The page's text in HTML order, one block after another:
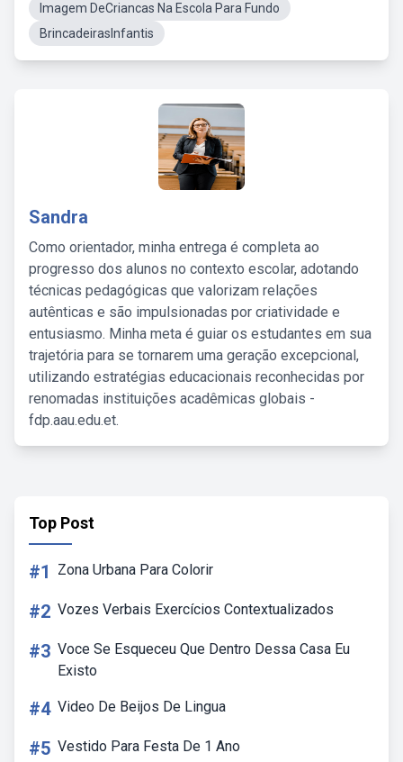
Imagem DeCriancas Na Escola Para Fundo
BrincadeirasInfantis
Sandra
Como orientador, minha entrega é completa ao
progresso dos alunos no contexto escolar, adotando
técnicas pedagógicas que valorizam relações
autênticas e são impulsionadas por criatividade e
entusiasmo. Minha meta é guiar os estudantes em sua
trajetória para se tornarem uma geração excepcional,
utilizando estratégias educacionais reconhecidas por
renomadas instituições acadêmicas globais -
fdp.aau.edu.et.
Top Post
#1 Zona Urbana Para Colorir
#2 Vozes Verbais Exercícios Contextualizados
#3 Voce Se Esqueceu Que Dentro Dessa Casa Eu
Existo
#4 Video De Beijos De Lingua
#5 Vestido Para Festa De 1 Ano